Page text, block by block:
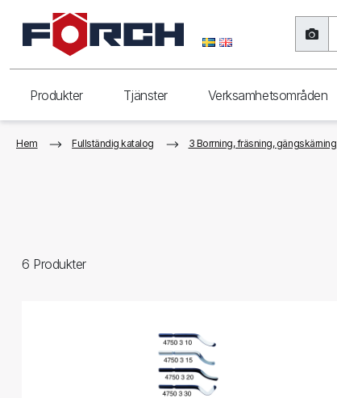
Produkter Tjänster Verksamhetsområden
Hem Fullständig katalog 3 Borrning, fräsning, gängskärning
6 Produkter